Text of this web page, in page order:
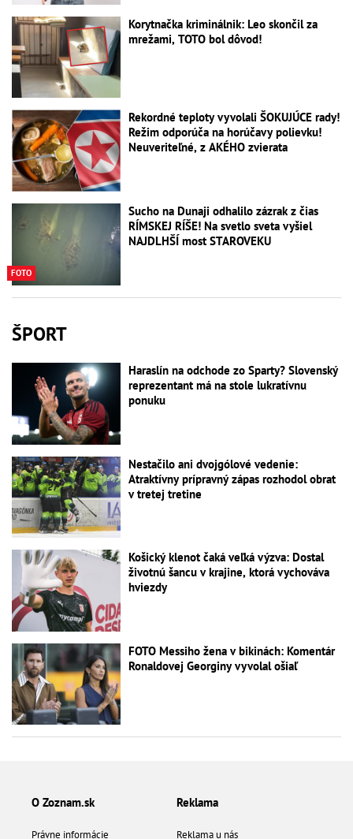
Korytnačka kriminálnik: Leo skončil za
mrežami, TOTO bol dôvod!
Rekordné teploty vyvolali ŠOKUJÚCE rady!
Režim odporúča na horúčavy polievku!
Neuveriteľné, z AKÉHO zvierata
FOTO
Sucho na Dunaji odhalilo zázrak z čias
RÍMSKEJ RÍŠE! Na svetlo sveta vyšiel
NAJDLHŠÍ most STAROVEKU
ŠPORT
Haraslín na odchode zo Sparty? Slovenský
reprezentant má na stole lukratívnu
ponuku
Nestačilo ani dvojgólové vedenie:
Atraktívny prípravný zápas rozhodol obrat
v tretej tretine
Košický klenot čaká veľká výzva: Dostal
životnú šancu v krajine, ktorá vychováva
hviezdy
FOTO Messiho žena v bikinách: Komentár
Ronaldovej Georginy vyvolal ošiaľ
O Zoznam.sk
Právne informácie
Reklama
Reklama u nás